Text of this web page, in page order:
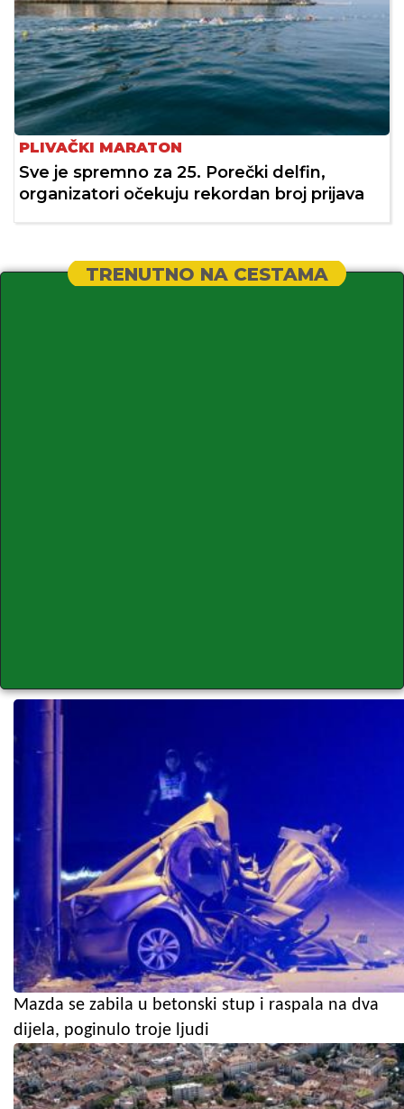
PLIVAČKI MARATON
Sve je spremno za 25. Porečki delfin,
organizatori očekuju rekordan broj prijava
TRENUTNO NA CESTAMA
Mazda se zabila u betonski stup i raspala na dva
dijela, poginulo troje ljudi